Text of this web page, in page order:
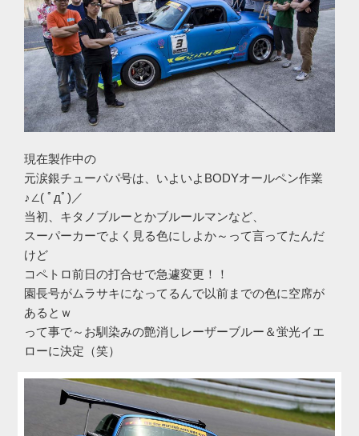
現在製作中の
元涙銀チューパパ号は、いよいよBODYオールペン作業
♪∠( ﾟдﾟ)／
当初、キタノブルーとかブルールマンなど、
スーパーカーでよく見る色にしよか～って言ってたんだ
けど
コペトロ前日の打合せで急遽変更！！
園長号がムラサキになってるんで以前までの色に空席が
あるとｗ
って事で～お馴染みの艶消しレーザーブルー＆蛍光イエ
ローに決定（笑）